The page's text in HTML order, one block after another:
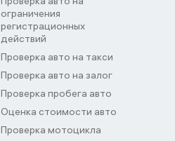
ограничения
регистрационных
действий
Проверка авто на такси
Проверка авто на залог
Проверка пробега авто
Оценка стоимости авто
Проверка мотоцикла